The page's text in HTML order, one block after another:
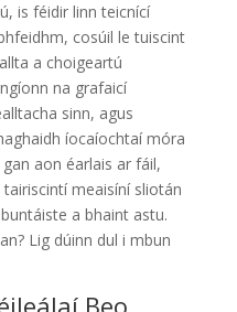
is féidir linn teicnící
cosúil le tuiscint
a choigeartú
na grafaicí
sinn, agus
íocaíochtaí móra
aon éarlais ar fáil,
meaisíní sliotán
a bhaint astu.
Lig dúinn dul i mbun
Beo